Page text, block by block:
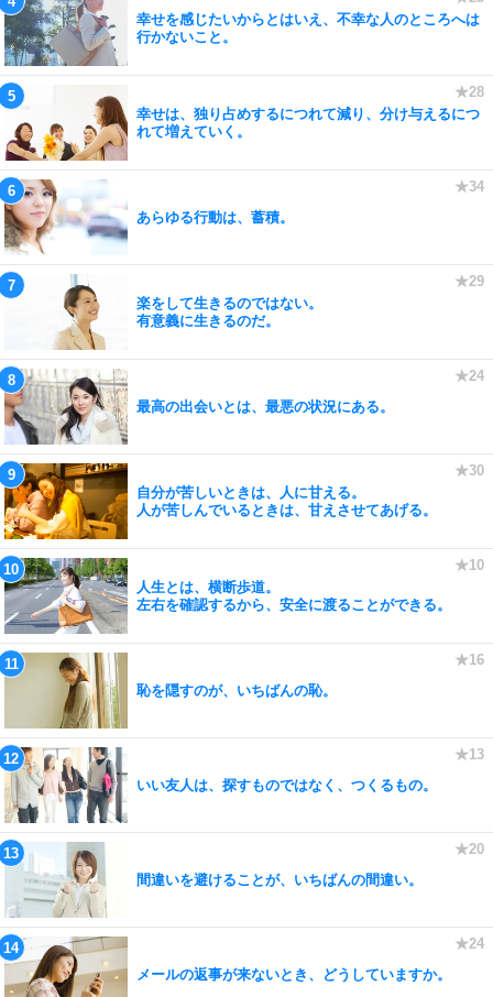
幸せを感じたいからとはいえ、不幸な人のところへは
行かないこと。
幸せは、独り占めするにつれて減り、分け与えるにつ
れて増えていく。
あらゆる行動は、蓄積。
楽をして生きるのではない。
有意義に生きるのだ。
最高の出会いとは、最悪の状況にある。
自分が苦しいときは、人に甘える。
人が苦しんでいるときは、甘えさせてあげる。
人生とは、横断歩道。
左右を確認するから、安全に渡ることができる。
恥を隠すのが、いちばんの恥。
いい友人は、探すものではなく、つくるもの。
間違いを避けることが、いちばんの間違い。
メールの返事が来ないとき、どうしていますか。